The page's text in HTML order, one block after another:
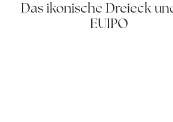
Das ikonische Dreieck
EUIPO